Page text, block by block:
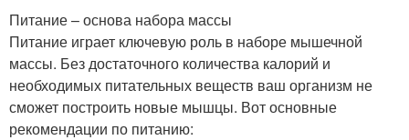
Питание – основа набора массы
Питание играет ключевую роль в наборе мышечной
массы. Без достаточного количества калорий и
необходимых питательных веществ ваш организм не
сможет построить новые мышцы. Вот основные
рекомендации по питанию: